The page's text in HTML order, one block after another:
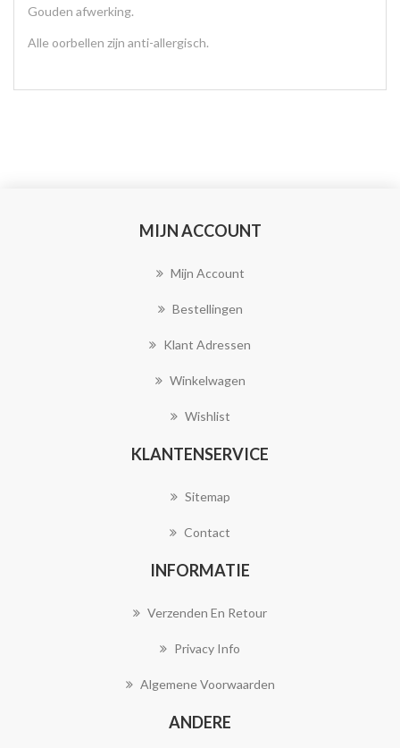
Gouden afwerking.
Alle oorbellen zijn anti-allergisch.
MIJN ACCOUNT
Mijn Account
Bestellingen
Klant Adressen
Winkelwagen
Wishlist
KLANTENSERVICE
Sitemap
Contact
INFORMATIE
Verzenden En Retour
Privacy Info
Algemene Voorwaarden
ANDERE